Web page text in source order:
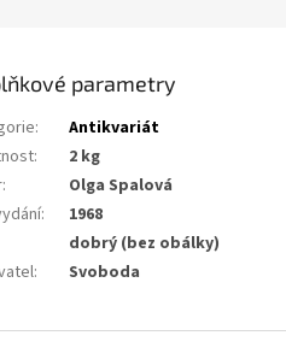
parametry
:
Antikvariát
:
2 kg
:
Olga Spalová
:
1968
dobrý (bez obálky)
: Svoboda